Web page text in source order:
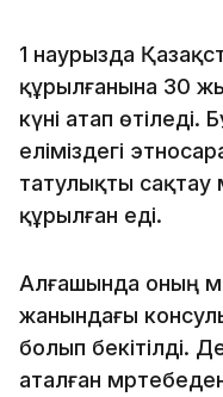
1 наурызда
құрылғанына 30
күні атап
еліміздегі
татулықты
құрылған еді.
Алғашында оның
жанындағы
болып бекітілді.
аталған